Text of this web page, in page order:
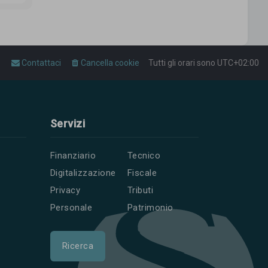
Tutti gli orari sono UTC+02:00
Cancella cookie
Contattaci
Servizi
Finanziario
Digitalizzazione
Privacy
Personale
Tecnico
Fiscale
Tributi
Patrimonio
Ricerca